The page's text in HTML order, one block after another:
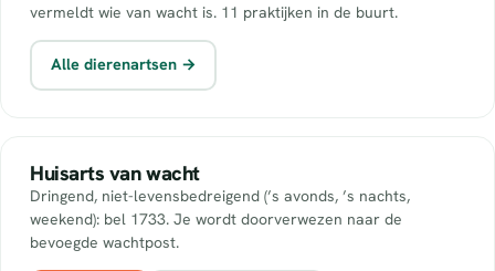
vermeldt wie van wacht is. 11 praktijken in de buurt.
Alle dierenartsen →
Huisarts van wacht
Dringend, niet-levensbedreigend (’s avonds, ’s nachts,
weekend): bel 1733. Je wordt doorverwezen naar de
bevoegde wachtpost.